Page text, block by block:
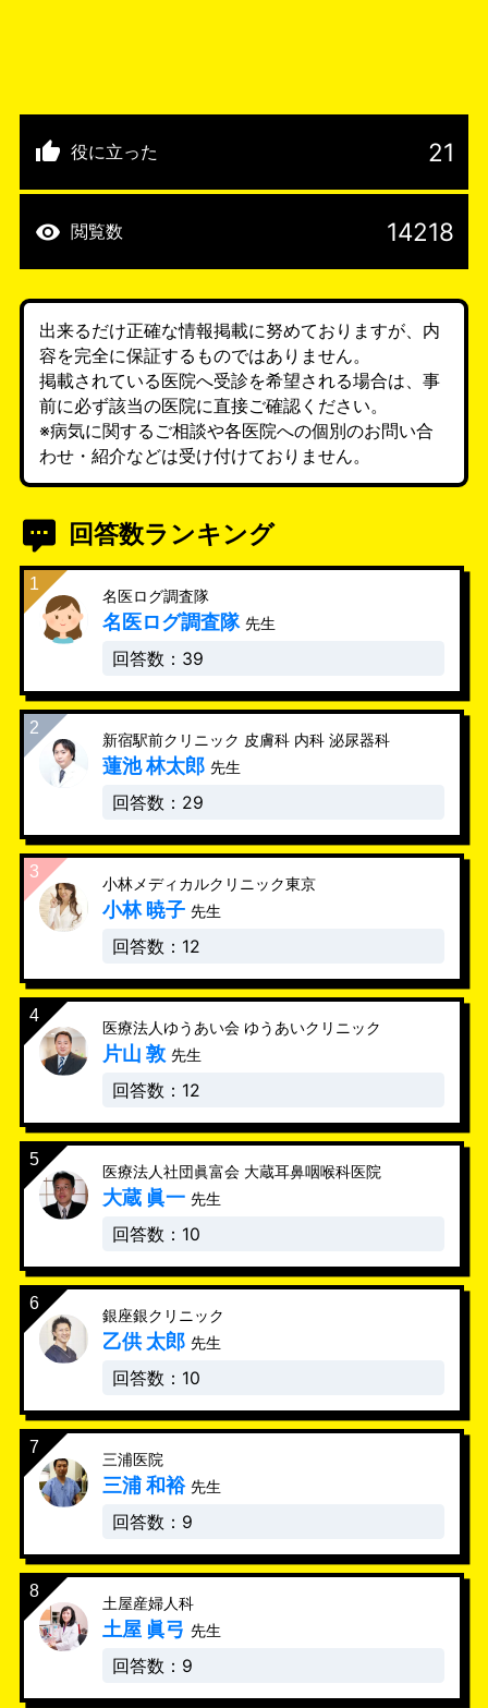
役に立った 21
閲覧数 14218
出来るだけ正確な情報掲載に努めておりますが、内
容を完全に保証するものではありません。
掲載されている医院へ受診を希望される場合は、事
前に必ず該当の医院に直接ご確認ください。
※病気に関するご相談や各医院への個別のお問い合
わせ・紹介などは受け付けておりません。
回答数ランキング
名医ログ調査隊
名医ログ調査隊 先生
回答数：39
新宿駅前クリニック 皮膚科 内科 泌尿器科
蓮池 林太郎 先生
回答数：29
小林メディカルクリニック東京
小林 暁子 先生
回答数：12
医療法人ゆうあい会 ゆうあいクリニック
片山 敦 先生
回答数：12
医療法人社団眞富会 大蔵耳鼻咽喉科医院
大蔵 眞一 先生
回答数：10
銀座銀クリニック
乙供 太郎 先生
回答数：10
三浦医院
三浦 和裕 先生
回答数：9
土屋産婦人科
土屋 眞弓 先生
回答数：9